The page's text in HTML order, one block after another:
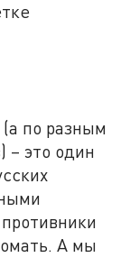
по разным
– это один
А мы